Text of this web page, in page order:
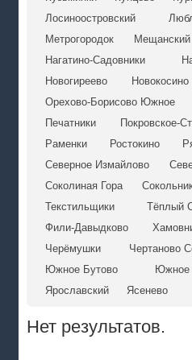
Лосиноостровский
Метрогородок
Мещанский
Нагатино-Садовники
Новогиреево
Новокосино
Орехово-Борисово Южное
Печатники
Покровское-
Раменки
Ростокино
Северное Измайлово
Соколиная Гора
Текстильщики
Тёплый
Фили-Давыдково
Черёмушки
Чертаново
Южное Бутово
Южное
Ярославский
Ясенево
Нет результатов.